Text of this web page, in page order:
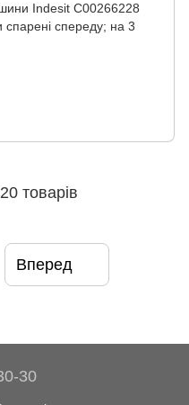
Indesit C00266228
спарені спереду; на 3
товарів
Вперед
30